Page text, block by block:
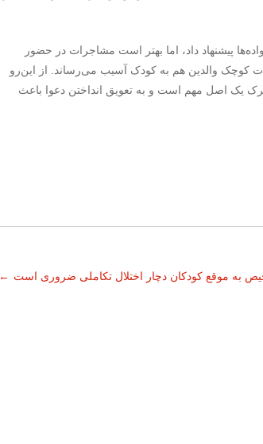
پیشنهاد داد، اما بهتر است مشاجرات در حضور
کوچک والدین هم به کودک آسیب می‌رساند. از این‌رو
یک اصل مهم است و به تعویق انداختن دعوا باعث
← به موقع کودکان دچار اختلال تکاملی ضروری است